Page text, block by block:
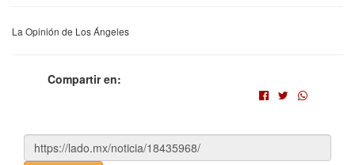
La Opinión de Los Ángeles
Compartir en: